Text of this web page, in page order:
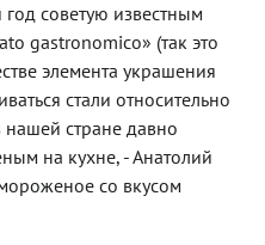
советую известным
gastronomico» (так это
элемента украшения
стали относительно
нашей стране давно
на кухне, - Анатолий
со вкусом